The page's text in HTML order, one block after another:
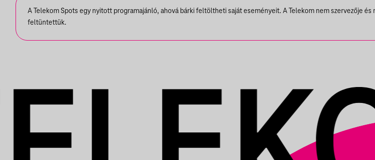
ROBY LAKATOS,
EMILIO
A Telekom Spots egy nyitott programajánló, ahová bárki feltöltheti saját eseményeit. A Telekom nem szervezője
feltüntettük.